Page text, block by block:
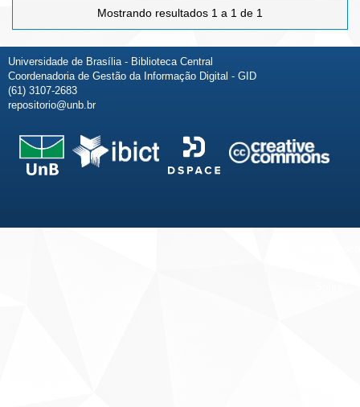
Mostrando resultados 1 a 1 de 1
Universidade de Brasília - Biblioteca Central
Coordenadoria de Gestão da Informação Digital - GID
(61) 3107-2683
repositorio@unb.br